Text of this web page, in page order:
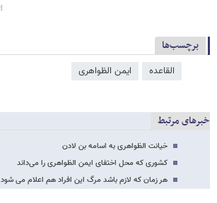
برچسب‌ها
القاعده ایمن الظواهری
خبرهای مرتبط
خیانت الظواهری به اسامه بن لادن
کشوری که محل اختفای ایمن الظواهری را می‌داند
هر زمان که لازم باشد مرگ این افراد هم اعلام می شود